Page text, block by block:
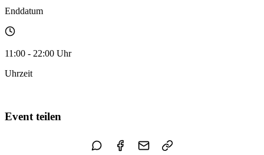
Enddatum
11:00 - 22:00 Uhr
Uhrzeit
Event teilen